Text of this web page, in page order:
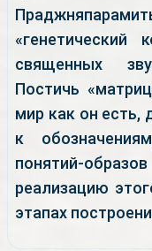
«генетический
священных
Постичь
мир как он есть,
к
понятий-
реализацию
этапах